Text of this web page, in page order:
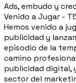
Ads, embudo y
Venido a Jugar -
Hemos venido a
publicidad y
episodio de la
camino
publicidad digital,
sector del